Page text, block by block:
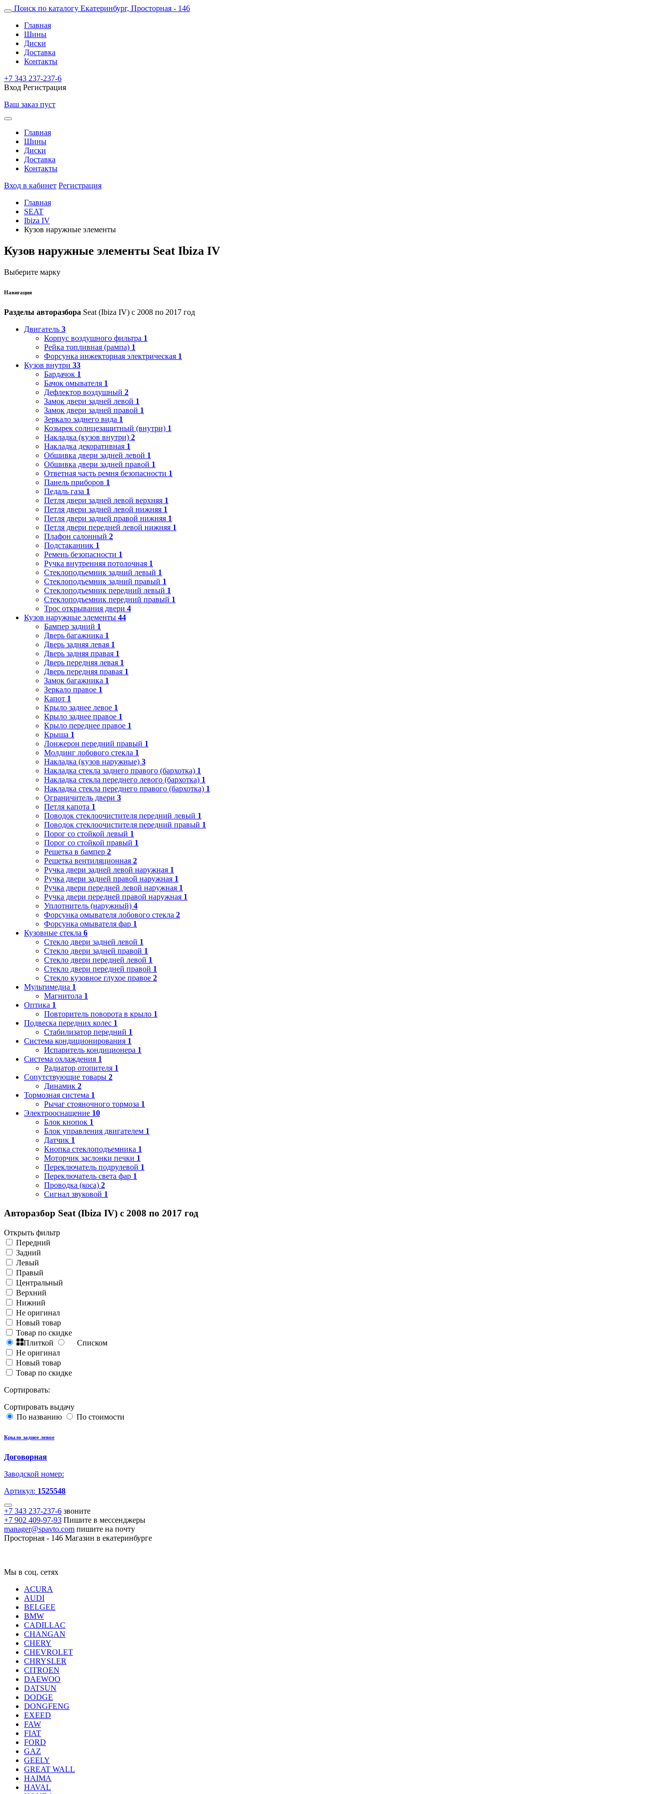
Поиск по каталогу Екатеринбург, Просторная - 146
Главная
Шины
Диски
Доставка
Контакты
+7 343 237-237-6
Вход Регистрация
Ваш заказ пуст
Главная
Шины
Диски
Доставка
Контакты
Вход в кабинет Регистрация
Главная
SEAT
Ibiza IV
Кузов наружные элементы
Кузов наружные элементы Seat Ibiza IV
Выберите марку
Навигация
Разделы авторазбора Seat (Ibiza IV) с 2008 по 2017 год
Двигатель 3
Корпус воздушного фильтра 1
Рейка топливная (рампа) 1
Форсунка инжекторная электрическая 1
Кузов внутри 33
Бардачок 1
Бачок омывателя 1
Дефлектор воздушный 2
Замок двери задней левой 1
Замок двери задней правой 1
Зеркало заднего вида 1
Козырек солнцезащитный (внутри) 1
Накладка (кузов внутри) 2
Накладка декоративная 1
Обшивка двери задней левой 1
Обшивка двери задней правой 1
Ответная часть ремня безопасности 1
Панель приборов 1
Педаль газа 1
Петля двери задней левой верхняя 1
Петля двери задней левой нижняя 1
Петля двери задней правой нижняя 1
Петля двери передней левой нижняя 1
Плафон салонный 2
Подстаканник 1
Ремень безопасности 1
Ручка внутренняя потолочная 1
Стеклоподъемник задний левый 1
Стеклоподъемник задний правый 1
Стеклоподъемник передний левый 1
Стеклоподъемник передний правый 1
Трос открывания двери 4
Кузов наружные элементы 44
Бампер задний 1
Дверь багажника 1
Дверь задняя левая 1
Дверь задняя правая 1
Дверь передняя левая 1
Дверь передняя правая 1
Замок багажника 1
Зеркало правое 1
Капот 1
Крыло заднее левое 1
Крыло заднее правое 1
Крыло переднее правое 1
Крыша 1
Лонжерон передний правый 1
Молдинг лобового стекла 1
Накладка (кузов наружные) 3
Накладка стекла заднего правого (бархотка) 1
Накладка стекла переднего левого (бархотка) 1
Накладка стекла переднего правого (бархотка) 1
Ограничитель двери 3
Петля капота 1
Поводок стеклоочистителя передний левый 1
Поводок стеклоочистителя передний правый 1
Порог со стойкой левый 1
Порог со стойкой правый 1
Решетка в бампер 2
Решетка вентиляционная 2
Ручка двери задней левой наружная 1
Ручка двери задней правой наружная 1
Ручка двери передней левой наружная 1
Ручка двери передней правой наружная 1
Уплотнитель (наружный) 4
Форсунка омывателя лобового стекла 2
Форсунка омывателя фар 1
Кузовные стекла 6
Стекло двери задней левой 1
Стекло двери задней правой 1
Стекло двери передней левой 1
Стекло двери передней правой 1
Стекло кузовное глухое правое 2
Мультимедиа 1
Магнитола 1
Оптика 1
Повторитель поворота в крыло 1
Подвеска передних колес 1
Стабилизатор передний 1
Система кондиционирования 1
Испаритель кондиционера 1
Система охлаждения 1
Радиатор отопителя 1
Сопутствующие товары 2
Динамик 2
Тормозная система 1
Рычаг стояночного тормоза 1
Электрооснащение 10
Блок кнопок 1
Блок управления двигателем 1
Датчик 1
Кнопка стеклоподъемника 1
Моторчик заслонки печки 1
Переключатель подрулевой 1
Переключатель света фар 1
Проводка (коса) 2
Сигнал звуковой 1
Авторазбор Seat (Ibiza IV) с 2008 по 2017 год
Открыть фильтр
Передний
Задний
Левый
Правый
Центральный
Верхний
Нижний
Не оригинал
Новый товар
Товар по скидке
Плиткой
Списком
Не оригинал
Новый товар
Товар по скидке
Сортировать:
Сортировать выдачу
По названию
По стоимости
Крыло заднее левое
Договорная
Заводской номер:
Артикул: 1525548
+7 343 237-237-6 звоните
+7 902 409-97-93 Пишите в мессенджеры
manager@spavto.com пишите на почту
Просторная - 146 Магазин в екатеринбурге
Мы в соц. сетях
ACURA
AUDI
BELGEE
BMW
CADILLAC
CHANGAN
CHERY
CHEVROLET
CHRYSLER
CITROEN
DAEWOO
DATSUN
DODGE
DONGFENG
EXEED
FAW
FIAT
FORD
GAZ
GEELY
GREAT WALL
HAIMA
HAVAL